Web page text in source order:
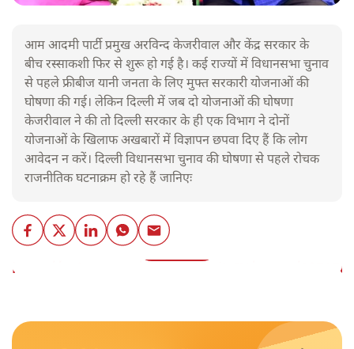
आम आदमी पार्टी प्रमुख अरविन्द केजरीवाल और केंद्र सरकार के
बीच रस्साकशी फिर से शुरू हो गई है। कई राज्यों में विधानसभा चुनाव
से पहले फ्रीबीज यानी जनता के लिए मुफ्त सरकारी योजनाओं की
घोषणा की गई। लेकिन दिल्ली में जब दो योजनाओं की घोषणा
केजरीवाल ने की तो दिल्ली सरकार के ही एक विभाग ने दोनों
योजनाओं के खिलाफ अखबारों में विज्ञापन छपवा दिए हैं कि लोग
आवेदन न करें। दिल्ली विधानसभा चुनाव की घोषणा से पहले रोचक
राजनीतिक घटनाक्रम हो रहे हैं जानिएः
https://twitter.com/LutyensMediaIN/status/
और पढ़ें